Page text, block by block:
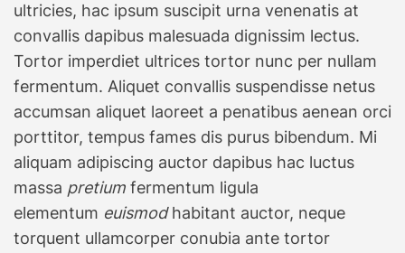
ultricies, hac ipsum suscipit urna venenatis at
convallis dapibus malesuada dignissim lectus.
Tortor imperdiet ultrices tortor nunc per nullam
fermentum. Aliquet convallis suspendisse netus
accumsan aliquet laoreet a penatibus aenean orci
porttitor, tempus fames dis purus bibendum. Mi
aliquam adipiscing auctor dapibus hac luctus
massa pretium fermentum ligula
elementum euismodhabitant auctor, neque
torquent ullamcorper conubia ante tortor